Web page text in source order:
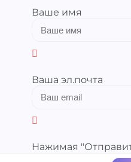
Ваше имя
Ваша эл.почта
Нажимая